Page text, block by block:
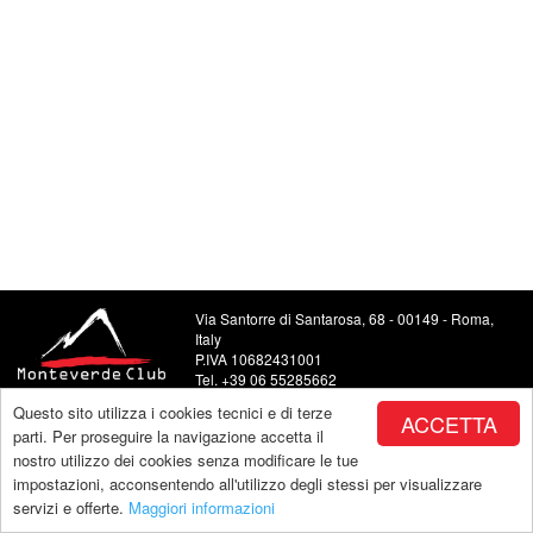
ACCETTA
Questo sito utilizza i cookies tecnici e di terze
parti. Per proseguire la navigazione accetta il
nostro utilizzo dei cookies senza modificare le tue
impostazioni, acconsentendo all'utilizzo degli stessi per visualizzare
servizi e offerte. Maggiori informazioni
Via Santorre di Santarosa, 68 - 00149 - Roma,
Italy
P.IVA 10682431001
Tel. +39 06 55285662
Food and Beverage +39 06 5504443
E-mail: info@monteverdeclub.it
Copyright by Monteverde |powered by Makeitapp